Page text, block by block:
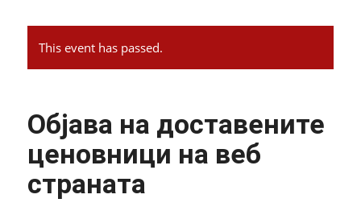
This event has passed.
Објава на доставените
ценовници на веб
страната